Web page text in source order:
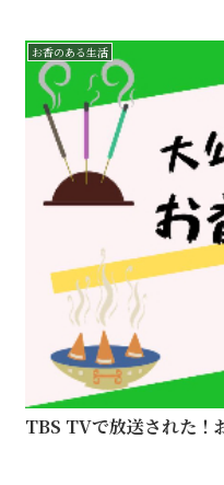
お香のある生活
TBS TVで放送された！